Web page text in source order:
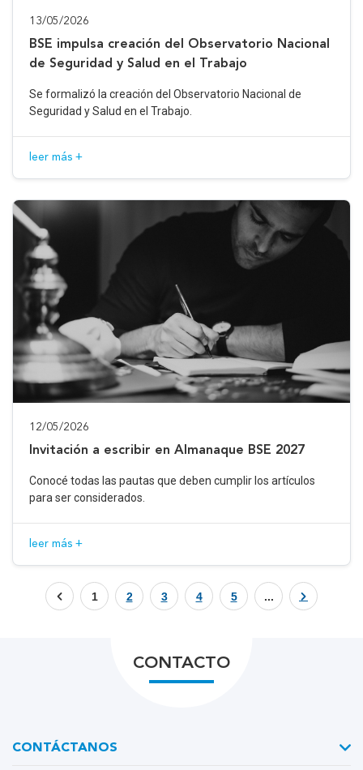
13/05/2026
BSE impulsa creación del Observatorio Nacional
de Seguridad y Salud en el Trabajo
Se formalizó la creación del Observatorio Nacional de
Seguridad y Salud en el Trabajo.
leer más +
12/05/2026
Invitación a escribir en Almanaque BSE 2027
Conocé todas las pautas que deben cumplir los artículos
para ser considerados.
leer más +
1 2 3 4 5 ...
CONTACTO
CONTÁCTANOS